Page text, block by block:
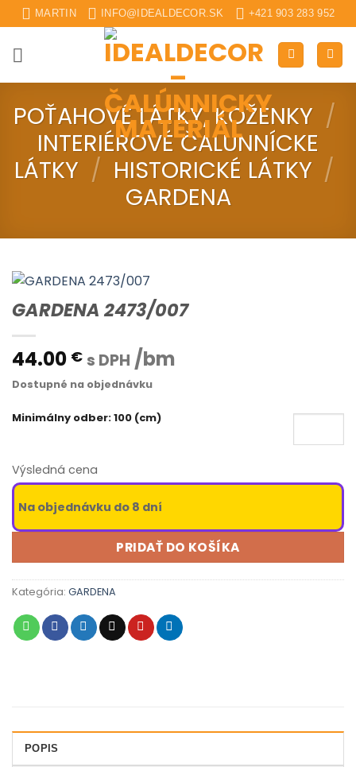
Skip
to
content
MARTIN INFO@IDEALDECOR.SK +421 903 283 952
POŤAHOVÉ LÁTKY, KOŽENKY /
INTERIÉROVÉ ČALUNNÍCKE
LÁTKY / HISTORICKÉ LÁTKY /
GARDENA
GARDENA 2473/007
44.00 € s DPH /bm
Dostupné na objednávku
Minimálny odber: 100 (cm)
Výsledná cena
Na objednávku do 8 dní
PRIDAŤ DO KOŠÍKA
Kategória: GARDENA
POPIS